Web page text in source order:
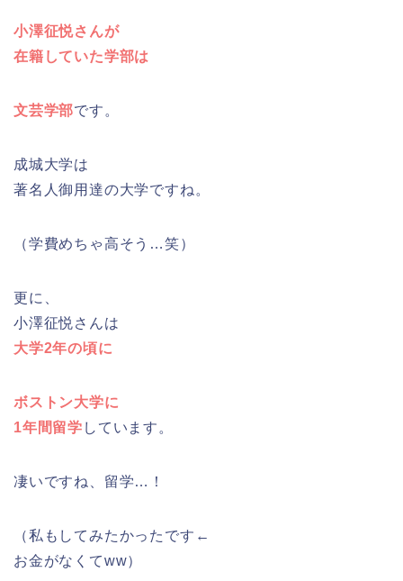
小澤征悦さんが
在籍していた学部は
文芸学部です。
成城大学は
著名人御用達の大学ですね。
（学費めちゃ高そう…笑）
更に、
小澤征悦さんは
大学2年の頃に
ボストン大学に
1年間留学 しています。
凄いですね、留学…！
（私もしてみたかったです←
お金がなくてww）